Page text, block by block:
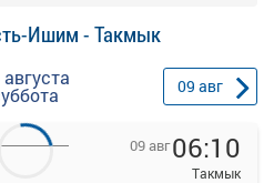
Ишим - Такмык
09 авг
09 авг06:10
Такмык